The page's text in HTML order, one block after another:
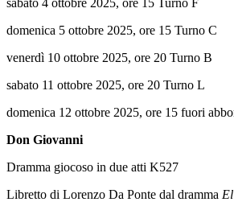
domenica 5 ottobre 2025, ore 15 Turno C
venerdì 10 ottobre 2025, ore 20 Turno B
sabato 11 ottobre 2025, ore 20 Turno L
domenica 12 ottobre 2025, ore 15 fuori
Don Giovanni
Dramma giocoso in due atti K527
Libretto di Lorenzo Da Ponte dal dramma